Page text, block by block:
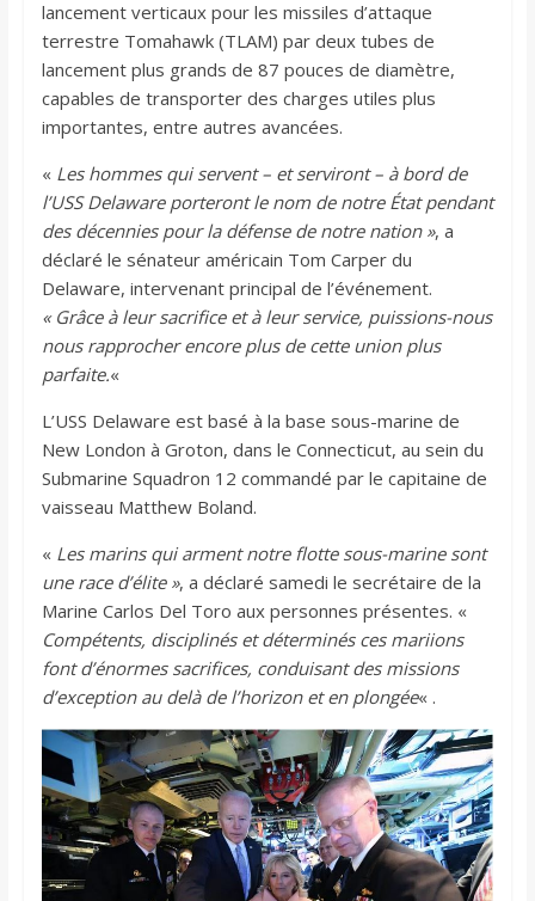
lancement verticaux pour les missiles d’attaque
terrestre Tomahawk (TLAM) par deux tubes de
lancement plus grands de 87 pouces de diamètre,
capables de transporter des charges utiles plus
importantes, entre autres avancées.
« Les hommes qui servent – et serviront – à bord de
l’USS Delaware porteront le nom de notre État pendant
des décennies pour la défense de notre nation », a
déclaré le sénateur américain Tom Carper du
Delaware, intervenant principal de l’événement.
« Grâce à leur sacrifice et à leur service, puissions-nous
nous rapprocher encore plus de cette union plus
parfaite.«
L’USS Delaware est basé à la base sous-marine de
New London à Groton, dans le Connecticut, au sein du
Submarine Squadron 12 commandé par le capitaine de
vaisseau Matthew Boland.
« Les marins qui arment notre flotte sous-marine sont
une race d’élite », a déclaré samedi le secrétaire de la
Marine Carlos Del Toro aux personnes présentes. «
Compétents, disciplinés et déterminés ces mariions
font d’énormes sacrifices, conduisant des missions
d’exception au delà de l’horizon et en plongée« .